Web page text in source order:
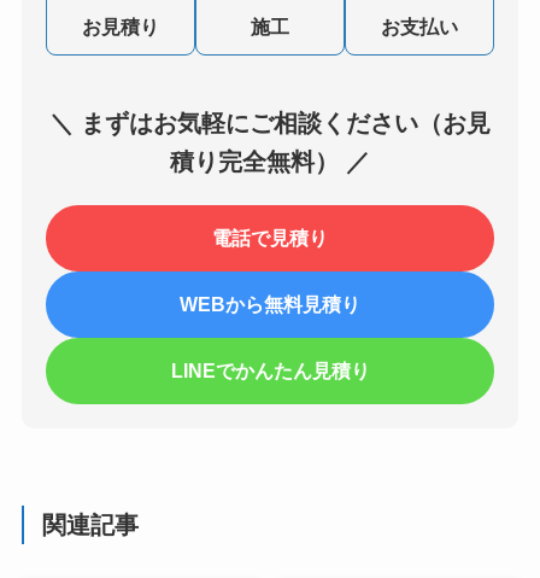
お見積り 施工 お支払い
＼ まずはお気軽にご相談ください（お見
積り完全無料） ／
電話で見積り
WEBから無料見積り
LINEでかんたん見積り
関連記事